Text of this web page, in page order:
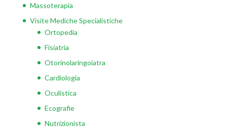
Massoterapia
Visite Mediche Specialistiche
Ortopedia
Fisiatria
Otorinolaringoiatra
Cardiologia
Oculistica
Ecografie
Nutrizionista